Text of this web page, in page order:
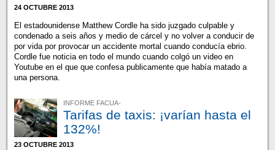
24 OCTUBRE 2013
El estadounidense Matthew Cordle ha sido juzgado culpable y
condenado a seis años y medio de cárcel y no volver a conducir de
por vida por provocar un accidente mortal cuando conducía ebrio.
Cordle fue noticia en todo el mundo cuando colgó un video en
Youtube en el que que confesa publicamente que había matado a
una persona.
INFORME FACUA-
Tarifas de taxis: ¡varían hasta el
132%!
23 OCTUBRE 2013